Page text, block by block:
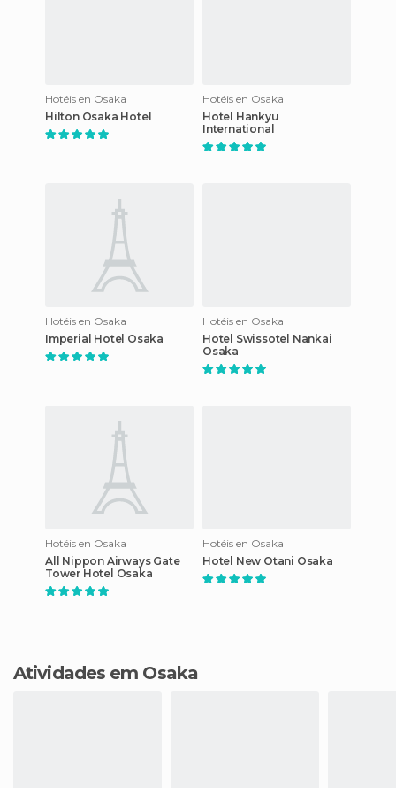
Hotéis en Osaka
Hilton Osaka Hotel
Hotéis en Osaka
Hotel Hankyu
International
Hotéis en Osaka
Imperial Hotel Osaka
Hotéis en Osaka
Hotel Swissotel Nankai
Osaka
Hotéis en Osaka
All Nippon Airways Gate
Tower Hotel Osaka
Hotéis en Osaka
Hotel New Otani Osaka
Atividades em Osaka